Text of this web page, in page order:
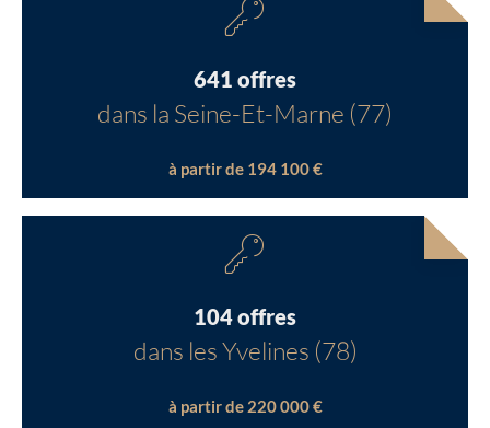
641 offres
dans la Seine-Et-Marne (77)
à partir de 194 100 €
104 offres
dans les Yvelines (78)
à partir de 220 000 €